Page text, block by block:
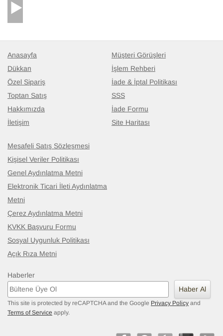
İşlemeli ve Boyalı El Dokuma Vintage Halı- K0038729
143 cm x 384 cm
Anasayfa
Dükkan
Özel Sipariş
Toptan Satış
Hakkımızda
İletişim
Müşteri Görüşleri
İşlem Rehberi
İade & İptal Politikası
SSS
İade Formu
Site Haritası
Mesafeli Satış Sözleşmesi
Kişisel Veriler Politikası
Genel Aydınlatma Metni
Elektronik Ticari İleti Aydınlatma
Metni
Çerez Aydınlatma Metni
KVKK Başvuru Formu
Sosyal Uygunluk Politikası
Açık Rıza Metni
Haberler
Haber Al
This site is protected by reCAPTCHA and the Google Privacy Policy and
Terms of Service apply.